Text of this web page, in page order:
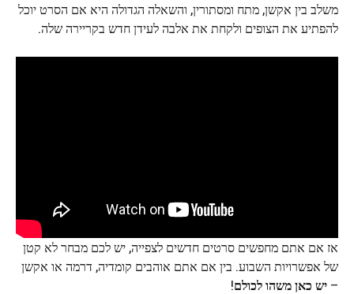
משלב בין אקשן, מתח ומסתורין, והשאלה הגדולה היא אם הסרט יוכל
להפתיע את הצופים ולקחת את אלבה לעידן חדש בקריירה שלה.
אז אם אתם מחפשים סרטים חדשים לצפייה, יש לכם מבחר לא קטן
של אפשרויות השבוע. בין אם אתם אוהבים קומדיה, דרמה או אקשן
– יש כאן משהו לכולם!